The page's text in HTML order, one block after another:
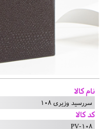
نام کالا
سررسید وزیری 108
کد کالا
PV-108